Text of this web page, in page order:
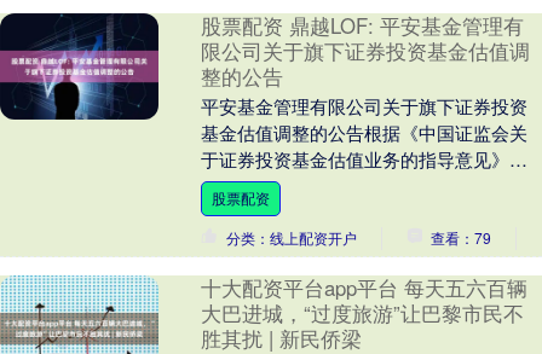
股票配资 鼎越LOF: 平安基金管理有
限公司关于旗下证券投资基金估值调
整的公告
平安基金管理有限公司关于旗下证券投资
基金估值调整的公告根据《中国证监会关
于证券投资基金估值业务的指导意见》
（中国证券监督管理委员会公告[2017]13
号）的有关....
股票配资
分类：线上配资开户
查看：79
十大配资平台app平台 每天五六百辆
大巴进城，“过度旅游”让巴黎市民不
胜其扰 | 新民侨梁